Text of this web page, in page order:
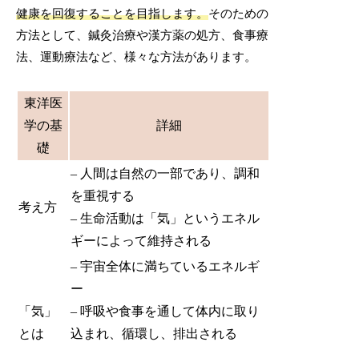
健康を回復することを目指します。そのための
方法として、鍼灸治療や漢方薬の処方、食事療
法、運動療法など、様々な方法があります。
東洋医
学の基
礎
詳細
考え方
– 人間は自然の一部であり、調和
を重視する
– 生命活動は「気」というエネル
ギーによって維持される
「気」
とは
– 宇宙全体に満ちているエネルギ
ー
– 呼吸や食事を通して体内に取り
込まれ、循環し、排出される